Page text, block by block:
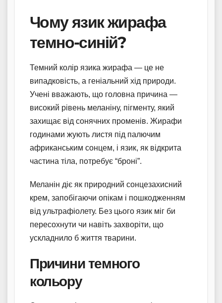
Чому язик жирафа
темно-синій?
Темний колір язика жирафа — це не
випадковість, а геніальний хід природи.
Учені вважають, що головна причина —
високий рівень меланіну, пігменту, який
захищає від сонячних променів. Жирафи
годинами жують листя під палючим
африканським сонцем, і язик, як відкрита
частина тіла, потребує “броні”.
Меланін діє як природний сонцезахисний
крем, запобігаючи опікам і пошкодженням
від ультрафіолету. Без цього язик міг би
пересохнути чи навіть захворіти, що
ускладнило б життя тварини.
Причини темного
кольору